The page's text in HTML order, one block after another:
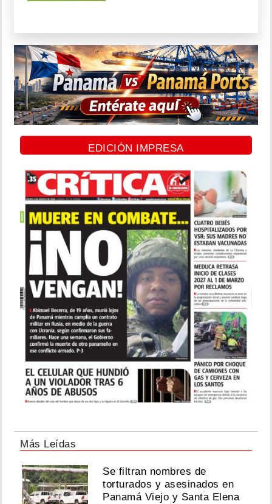
EDICIÓN IMPRESA
Más Leídas
Se filtran nombres de
torturados y asesinados en
Panamá Viejo y Santa Elena